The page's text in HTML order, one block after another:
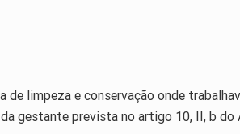
de limpeza e conservação onde
gestante prevista no artigo 10, II, b do